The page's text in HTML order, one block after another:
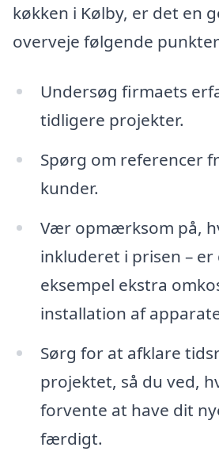
køkken i Kølby, er det en
overveje følgende
Undersøg firmaets
tidligere projekter.
Spørg om referencer
kunder.
Vær opmærksom på,
inkluderet i prisen –
eksempel ekstra
installation af
Sørg for at afklare
projektet, så du ved,
forvente at have dit
færdigt.